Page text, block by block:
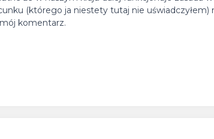
(którego ja niestety tutaj nie
komentarz.